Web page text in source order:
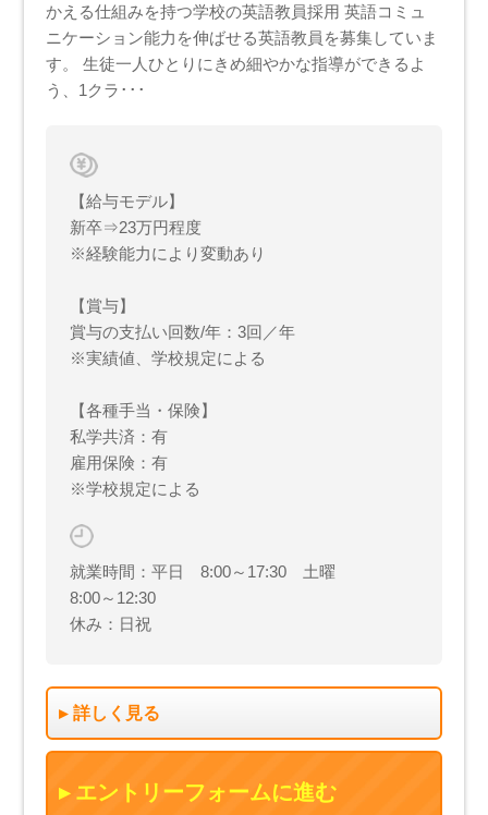
かえる仕組みを持つ学校の英語教員採用 英語コミュ
ニケーション能力を伸ばせる英語教員を募集していま
す。 生徒一人ひとりにきめ細やかな指導ができるよ
う、1クラ･･･
【給与モデル】
新卒⇒23万円程度
※経験能力により変動あり
【賞与】
賞与の支払い回数/年：3回／年
※実績値、学校規定による
【各種手当・保険】
私学共済：有
雇用保険：有
※学校規定による
就業時間：平日 8:00～17:30 土曜
8:00～12:30
休み：日祝
詳しく見る
エントリーフォームに進む